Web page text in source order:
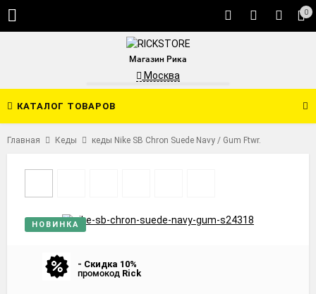
0
Магазин Рика
Москва
КАТАЛОГ ТОВАРОВ
Главная Кеды кеды Nike SB Chron Suede Navy / Gum Ftwr.
НОВИНКА
- Скидка 10%
промокод Rick